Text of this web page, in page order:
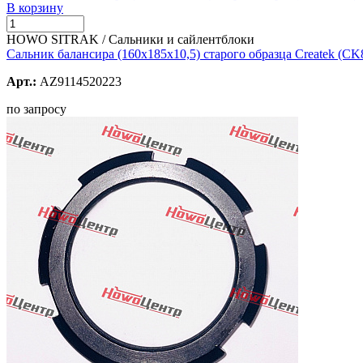
В корзину
HOWO SITRAK / Сальники и сайлентблоки
Сальник балансира (160х185х10,5) старого образца Createk
Арт.: AZ9114520223
по запросу